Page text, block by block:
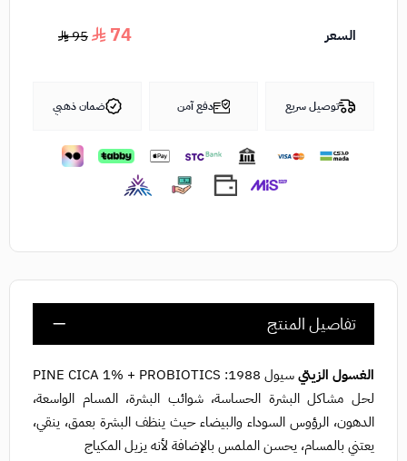
السعر 74
95
توصيل سريع دفع آمن ضمان ذهبي
تفاصيل المنتج
الغسول الزيتي
سيول 1988: PINE CICA 1% + PROBIOTICS
لحل مشاكل البشرة الحساسة، شوائب البشرة، المسام الواسعة،
الدهون، الرؤوس السوداء والبيضاء حيث ينظف البشرة بعمق، ينقي،
يعتني بالمسام، يحسن الملمس بالإضافة لأنه يزيل المكياج